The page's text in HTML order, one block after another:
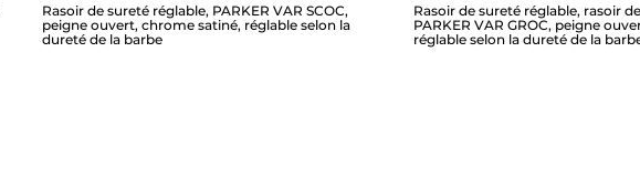
Rasoir de sureté réglable, PARKER VAR SCOC,
peigne ouvert, chrome satiné, réglable selon la
dureté de la barbe
Rasoir de sureté réglable, rasoir
PARKER VAR GROC, peigne
réglable selon la dureté de la